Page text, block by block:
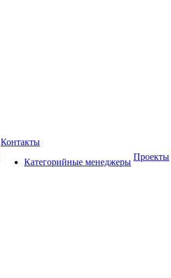
Контакты
Категорийные менеджеры
Проекты